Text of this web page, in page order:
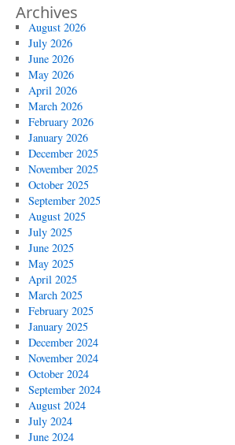
Archives
August 2026
July 2026
June 2026
May 2026
April 2026
March 2026
February 2026
January 2026
December 2025
November 2025
October 2025
September 2025
August 2025
July 2025
June 2025
May 2025
April 2025
March 2025
February 2025
January 2025
December 2024
November 2024
October 2024
September 2024
August 2024
July 2024
June 2024